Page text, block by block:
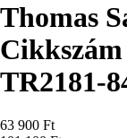
Thomas
Cikkszám
TR2181-
Ár
63 900 Ft